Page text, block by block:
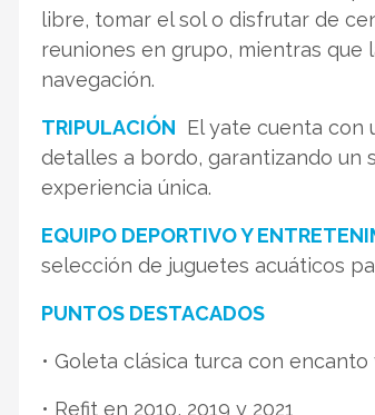
libre, tomar el sol o disfrutar de
reuniones en grupo, mientras que
navegación.
TRIPULACIÓN El yate cuenta con
detalles a bordo, garantizando un
experiencia única.
EQUIPO DEPORTIVO Y
selección de juguetes acuáticos
PUNTOS DESTACADOS
• Goleta clásica turca con
• Refit en 2010, 2019 y 2021